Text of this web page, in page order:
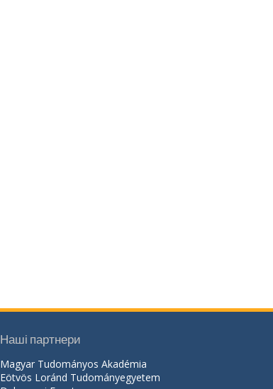
Наші партнери
Magyar Tudományos Akadémia
Eötvös Loránd Tudományegyetem